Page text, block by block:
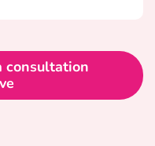
consultation